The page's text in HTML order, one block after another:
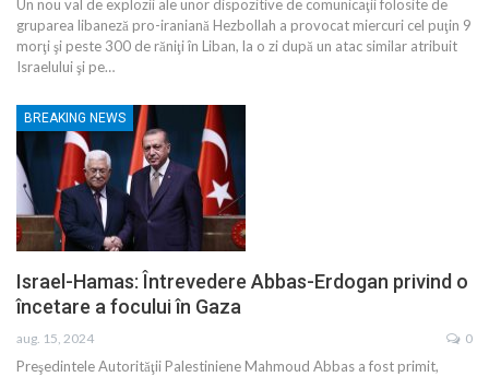
Un nou val de explozii ale unor dispozitive de comunicaţii folosite de
gruparea libaneză pro-iraniană Hezbollah a provocat miercuri cel puţin 9
morţi şi peste 300 de răniţi în Liban, la o zi după un atac similar atribuit
Israelului şi pe…
BREAKING NEWS
Israel-Hamas: Întrevedere Abbas-Erdogan privind o
încetare a focului în Gaza
aug. 15, 2024 0
Preşedintele Autorităţii Palestiniene Mahmoud Abbas a fost primit,